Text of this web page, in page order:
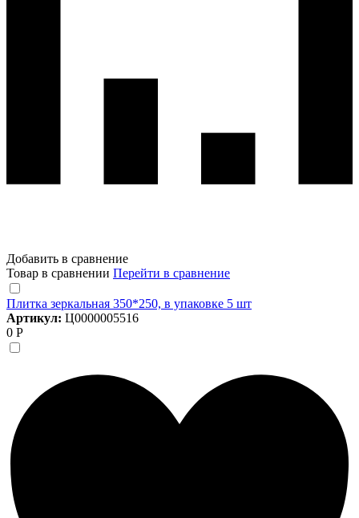
Добавить в сравнение
Товар в сравнении Перейти в сравнение
Плитка зеркальная 350*250, в упаковке 5 шт
Артикул: Ц0000005516
0 Р